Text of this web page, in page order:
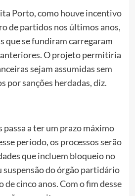
Porto, como houve incentivo
de partidos nos últimos anos,
que se fundiram carregaram
anteriores. O projeto permitiria
sejam assumidas sem
por sanções herdadas, diz.
passa a ter um prazo máximo
período, os processos serão
que incluem bloqueio no
do órgão partidário
cinco anos. Com o fim desse